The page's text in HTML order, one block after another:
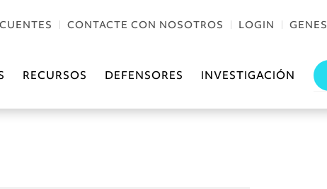
CONTACTE CON NOSOTROS LOGIN GENES
RECURSOS DEFENSORES INVESTIGACIÓN